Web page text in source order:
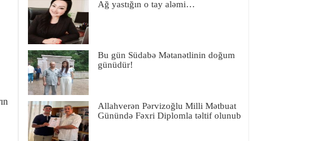
Ağ yastığın o tay aləmi…
Bu gün Südabə Mətanətlinin doğum
günüdür!
Allahverən Pərvizoğlu Milli Mətbuat
Günündə Fəxri Diplomla təltif olunub